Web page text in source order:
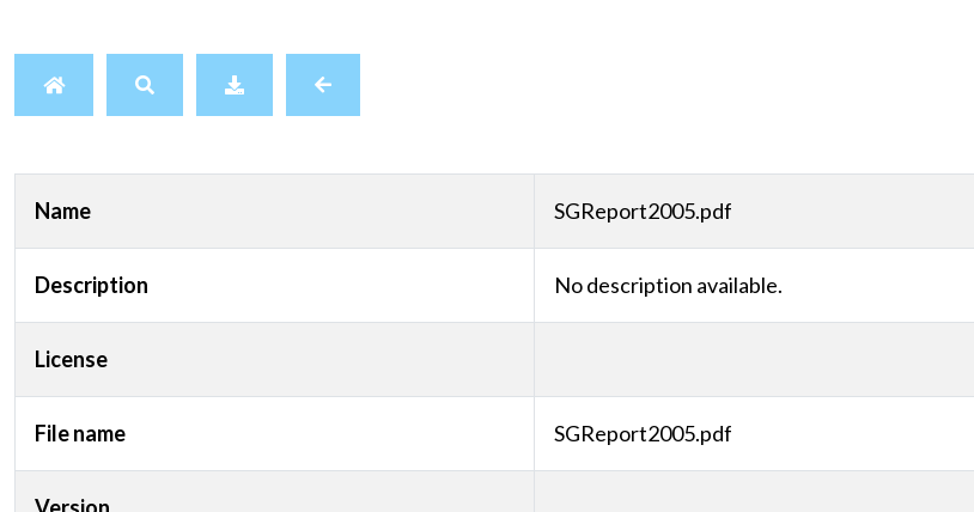
Name SGReport2005.pdf
Description No description available.
License
File name SGReport2005.pdf